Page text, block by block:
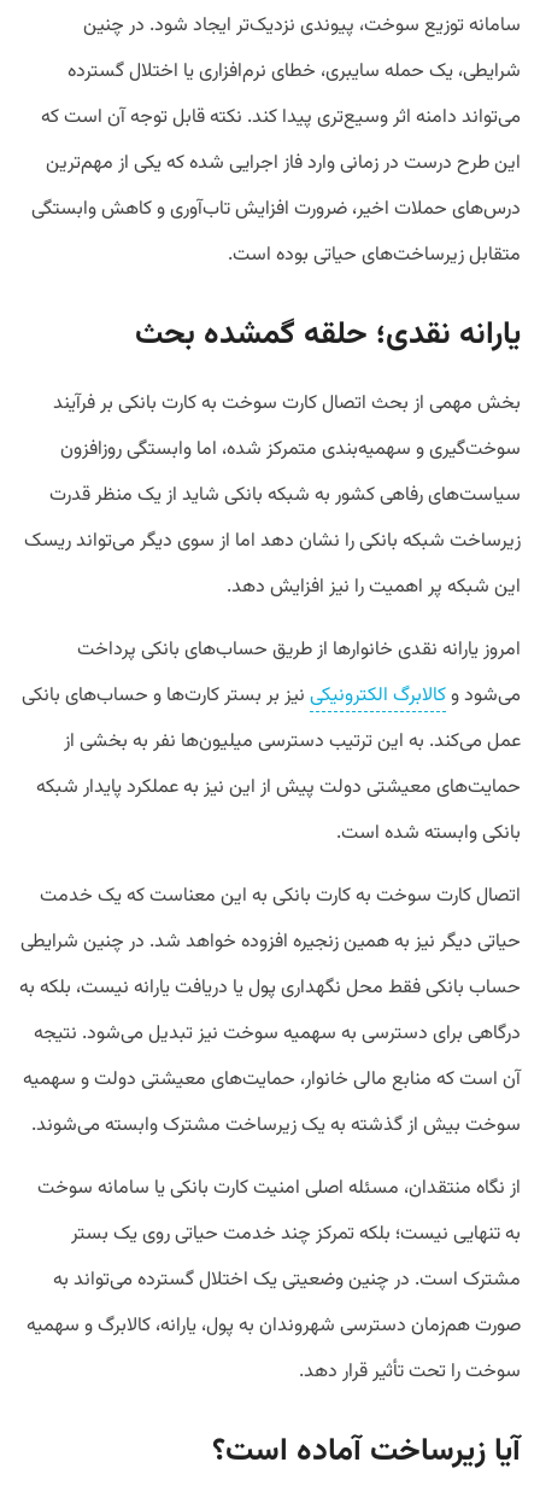
سامانه توزیع سوخت، پیوندی نزدیک‌تر ایجاد شود. در چنین
شرایطی، یک حمله سایبری، خطای نرم‌افزاری یا اختلال گسترده
می‌تواند دامنه اثر وسیع‌تری پیدا کند. نکته قابل توجه آن است که
این طرح درست در زمانی وارد فاز اجرایی شده که یکی از مهم‌ترین
درس‌های حملات اخیر، ضرورت افزایش تاب‌آوری و کاهش وابستگی
متقابل زیرساخت‌های حیاتی بوده است.
یارانه نقدی؛ حلقه گمشده بحث
بخش مهمی از بحث اتصال کارت سوخت به کارت بانکی بر فرآیند
سوخت‌گیری و سهمیه‌بندی متمرکز شده، اما وابستگی روزافزون
سیاست‌های رفاهی کشور به شبکه بانکی شاید از یک منظر قدرت
زیرساخت شبکه بانکی را نشان دهد اما از سوی دیگر می‌تواند ریسک
این شبکه پر اهمیت را نیز افزایش دهد.
امروز یارانه نقدی خانوارها از طریق حساب‌های بانکی پرداخت
می‌شود وکالابرگ الکترونیکی نیز بر بستر کارت‌ها و حساب‌های بانکی
عمل می‌کند. به این ترتیب دسترسی میلیون‌ها نفر به بخشی از
حمایت‌های معیشتی دولت پیش از این نیز به عملکرد پایدار شبکه
بانکی وابسته شده است.
اتصال کارت سوخت به کارت بانکی به این معناست که یک خدمت
حیاتی دیگر نیز به همین زنجیره افزوده خواهد شد. در چنین شرایطی
حساب بانکی فقط محل نگهداری پول یا دریافت یارانه نیست، بلکه به
درگاهی برای دسترسی به سهمیه سوخت نیز تبدیل می‌شود. نتیجه
آن است که منابع مالی خانوار، حمایت‌های معیشتی دولت و سهمیه
سوخت بیش از گذشته به یک زیرساخت مشترک وابسته می‌شوند.
از نگاه منتقدان، مسئله اصلی امنیت کارت بانکی یا سامانه سوخت
به تنهایی نیست؛ بلکه تمرکز چند خدمت حیاتی روی یک بستر
مشترک است. در چنین وضعیتی یک اختلال گسترده می‌تواند به
صورت هم‌زمان دسترسی شهروندان به پول، یارانه، کالابرگ و سهمیه
سوخت را تحت تأثیر قرار دهد.
آیا زیرساخت آماده است؟